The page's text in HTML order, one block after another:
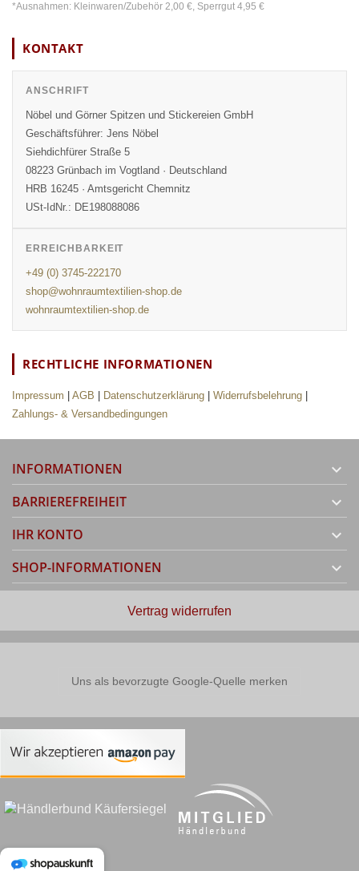
*Ausnahmen: Kleinwaren/Zubehör 2,00 €, Sperrgut 4,95 €
KONTAKT
ANSCHRIFT
Nöbel und Görner Spitzen und Stickereien GmbH
Geschäftsführer: Jens Nöbel
Siehdichfürer Straße 5
08223 Grünbach im Vogtland · Deutschland
HRB 16245 · Amtsgericht Chemnitz
USt-IdNr.: DE198088086
ERREICHBARKEIT
+49 (0) 3745-222170
shop@wohnraumtextilien-shop.de
wohnraumtextilien-shop.de
RECHTLICHE INFORMATIONEN
Impressum AGB Datenschutzerklärung Widerrufsbelehrung
Zahlungs- & Versandbedingungen
INFORMATIONEN 
BARRIEREFREIHEIT 
IHR KONTO 
SHOP-INFORMATIONEN 
Vertrag widerrufen
Uns als bevorzugte Google-Quelle merken